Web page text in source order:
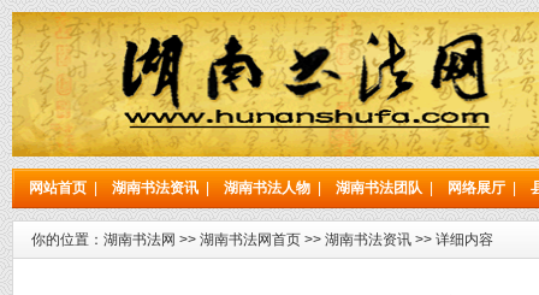
网站首页 湖南书法资讯 湖南书法人物 湖南书法团队 网络展厅
你的位置： 湖南书法网 >> 湖南书法网首页 >> 湖南书法资讯 >> 详细内容